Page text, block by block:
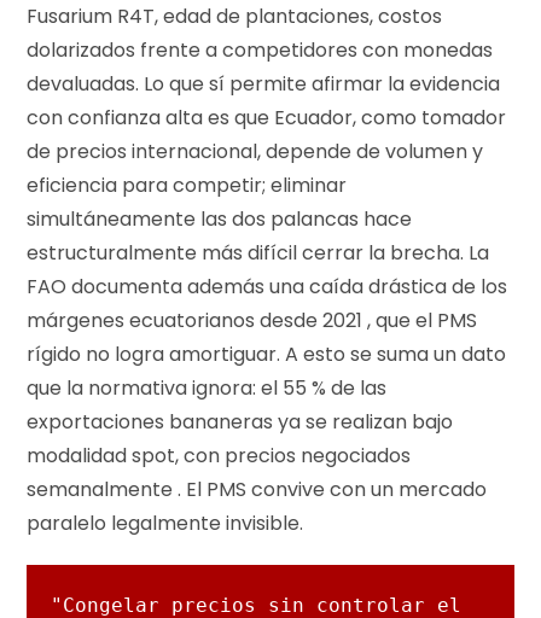
Fusarium R4T, edad de plantaciones, costos
dolarizados frente a competidores con monedas
devaluadas. Lo que sí permite afirmar la evidencia
con confianza alta es que Ecuador, como tomador
de precios internacional, depende de volumen y
eficiencia para competir; eliminar
simultáneamente las dos palancas hace
estructuralmente más difícil cerrar la brecha. La
FAO documenta además una caída drástica de los
márgenes ecuatorianos desde 2021 , que el PMS
rígido no logra amortiguar. A esto se suma un dato
que la normativa ignora: el 55 % de las
exportaciones bananeras ya se realizan bajo
modalidad spot, con precios negociados
semanalmente . El PMS convive con un mercado
paralelo legalmente invisible.
"Congelar precios sin controlar el